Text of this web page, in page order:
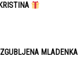
MLADENKA